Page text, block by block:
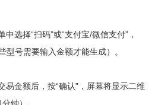
择“扫码”或“支付宝/微信支付”，
型号需要输入金额才能生成）。
金额后，按“确认”，屏幕将显示二维
钟）。